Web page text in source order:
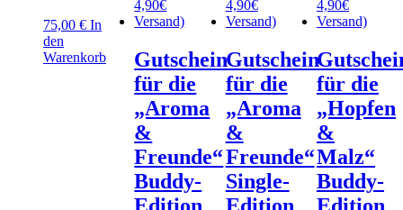
75,00 € In
den
Warenkorb
Gutschein
für die
„Aroma
&
Freunde“
Buddy-
Gutschein
für die
„Aroma
&
Freunde“
Single-
für die
„Hopfen
&
Malz“
Buddy-